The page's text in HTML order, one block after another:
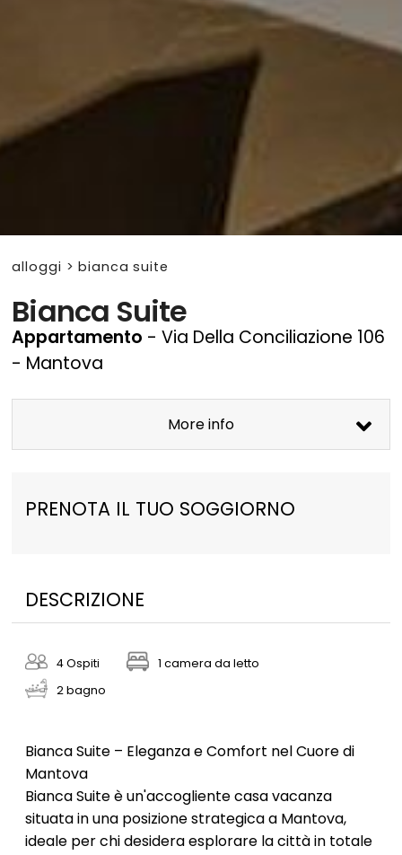
alloggi > bianca suite
Bianca Suite
Appartamento - Via Della Conciliazione 106
- Mantova
More info
PRENOTA IL TUO SOGGIORNO
DESCRIZIONE
4 Ospiti
1 camera da letto
2 bagno
Bianca Suite – Eleganza e Comfort nel Cuore di
Mantova
Bianca Suite è un'accogliente casa vacanza
situata in una posizione strategica a Mantova,
ideale per chi desidera esplorare la città in totale